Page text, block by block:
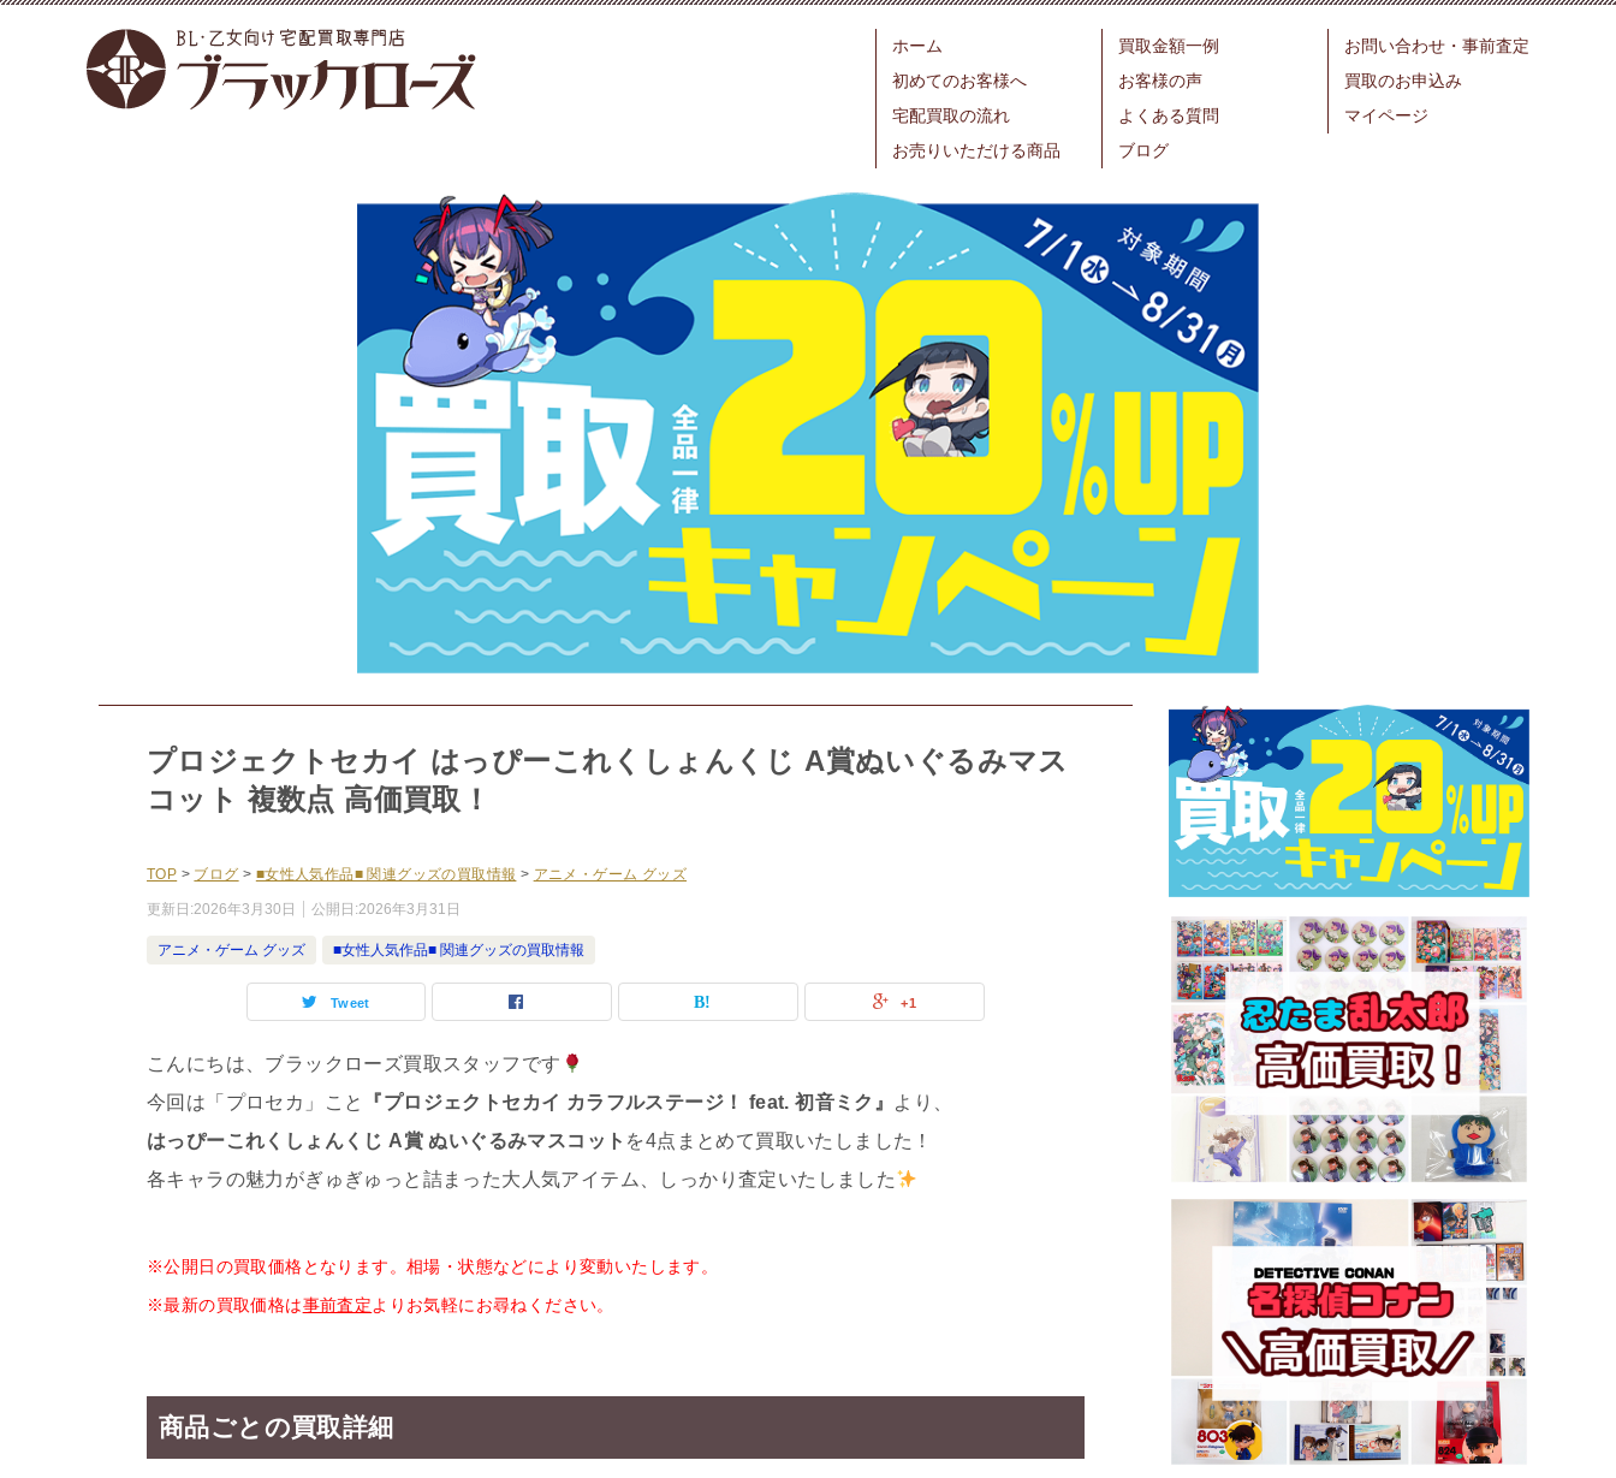
ホーム
初めてのお客様へ
宅配買取の流れ
お売りいただける商品
買取金額一例
お客様の声
よくある質問
ブログ
お問い合わせ・事前査定
買取のお申込み
マイページ
プロジェクトセカイ はっぴーこれくしょんくじ A賞ぬいぐるみマス
コット 複数点 高価買取！
TOP > ブログ > ■女性人気作品■ 関連グッズの買取情報 > アニメ・ゲーム グッズ
更新日:2026年3月30日 公開日:2026年3月31日
アニメ・ゲーム グッズ ■女性人気作品■ 関連グッズの買取情報
Tweet +1
こんにちは、ブラックローズ買取スタッフです
今回は「プロセカ」こと
『プロジェクトセカイ カラフルステージ！ feat. 初音ミク』
より、
はっぴーこれくしょんくじ A賞 ぬいぐるみマスコット を4点まとめて買取いたしました！
各キャラの魅力がぎゅぎゅっと詰まった大人気アイテム、しっかり査定いたしました
※公開日の買取価格となります。相場・状態などにより変動いたします。
※最新の買取価格は事前査定よりお気軽にお尋ねください。
商品ごとの買取詳細